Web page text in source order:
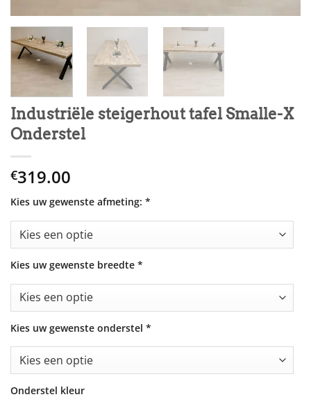
Industriële steigerhout tafel Smalle-X
Onderstel
€319.00
Kies uw gewenste afmeting: *
Kies uw gewenste breedte *
Kies uw gewenste onderstel *
Onderstel kleur